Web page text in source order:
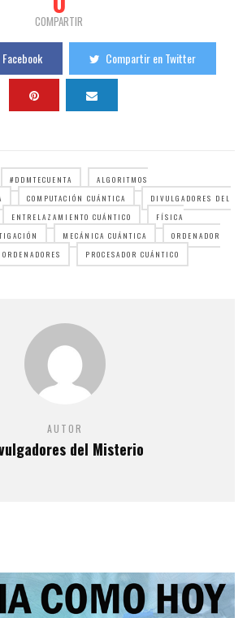
COMPARTIR
Compartir en Twitter
#DDMTECUENTA
ALGORITMOS
COMPUTACIÓN CUÁNTICA
DIVULGADORES DEL
ENTRELAZAMIENTO CUÁNTICO
FÍSICA
MECÁNICA CUÁNTICA
ORDENADOR
ORDENADORES PROCESADOR CUÁNTICO
AUTOR
del Misterio